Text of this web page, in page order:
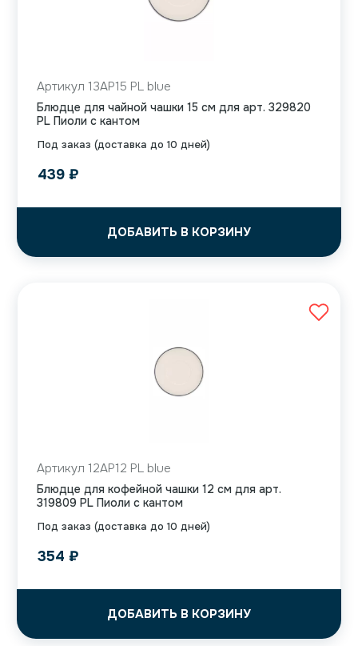
Под заказ (доставка до 10 дней)
Артикул 13AP15 PL blue
Блюдце для чайной чашки 15 см для арт. 329820
PL Пиоли с кантом
439 ₽
ДОБАВИТЬ В КОРЗИНУ
Под заказ (доставка до 10 дней)
Артикул 12AP12 PL blue
Блюдце для кофейной чашки 12 см для арт.
319809 PL Пиоли с кантом
354 ₽
ДОБАВИТЬ В КОРЗИНУ